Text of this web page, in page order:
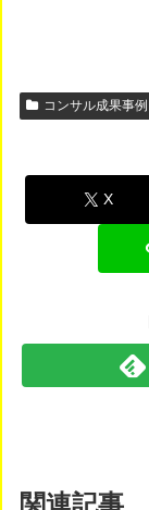
コンサル成果事例
X
関連記事